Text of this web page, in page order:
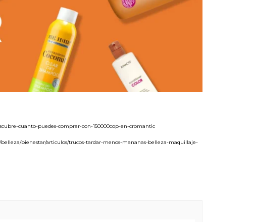
cuanto-puedes-comprar-con-150000cop-en-cromantic
belleza/bienestar/articulos/trucos-tardar-menos-mananas-belleza-maquillaje-